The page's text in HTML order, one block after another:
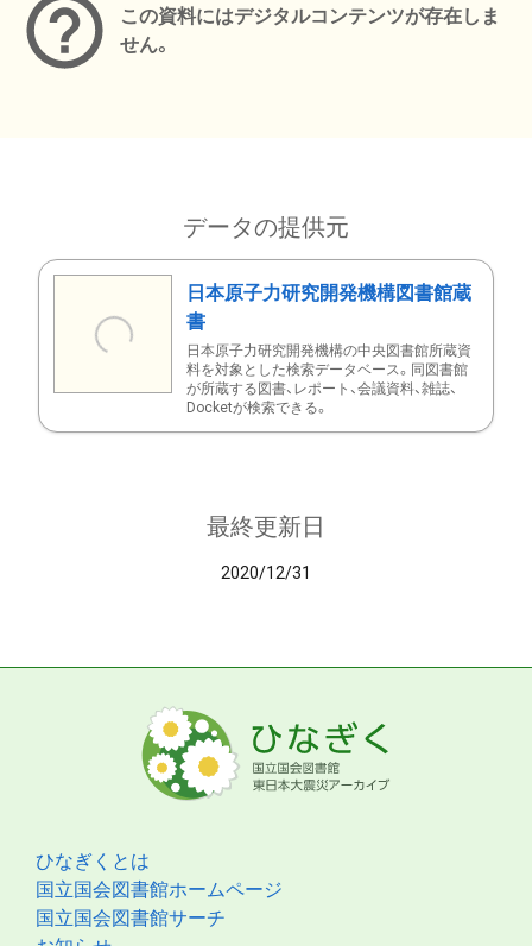
この資料にはデジタルコンテンツが存在しま
せん。
データの提供元
日本原子力研究開発機構図書館蔵
書
日本原子力研究開発機構の中央図書館所蔵資
料を対象とした検索データベース。同図書館
が所蔵する図書、レポート、会議資料、雑誌、
Docketが検索できる。
最終更新日
2020/12/31
ひなぎくとは
国立国会図書館ホームページ
国立国会図書館サーチ